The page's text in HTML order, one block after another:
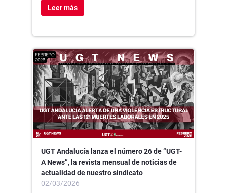
Leer más
UGT Andalucía lanza el número 26 de “UGT-
A News”, la revista mensual de noticias de
actualidad de nuestro sindicato
02/03/2026